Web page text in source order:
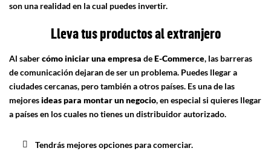
son una realidad en la cual puedes invertir.
Lleva tus productos al extranjero
Al sabercómo iniciar una empresa deE-Commerce, las barreras
de comunicación dejaran de ser un problema. Puedes llegar a
ciudades cercanas, pero también a otros países. Es una de las
mejoresideas para montar un negocio, en especial si quieres llegar
a países en los cuales no tienes un distribuidor autorizado.
Tendrás mejores opciones para comerciar.